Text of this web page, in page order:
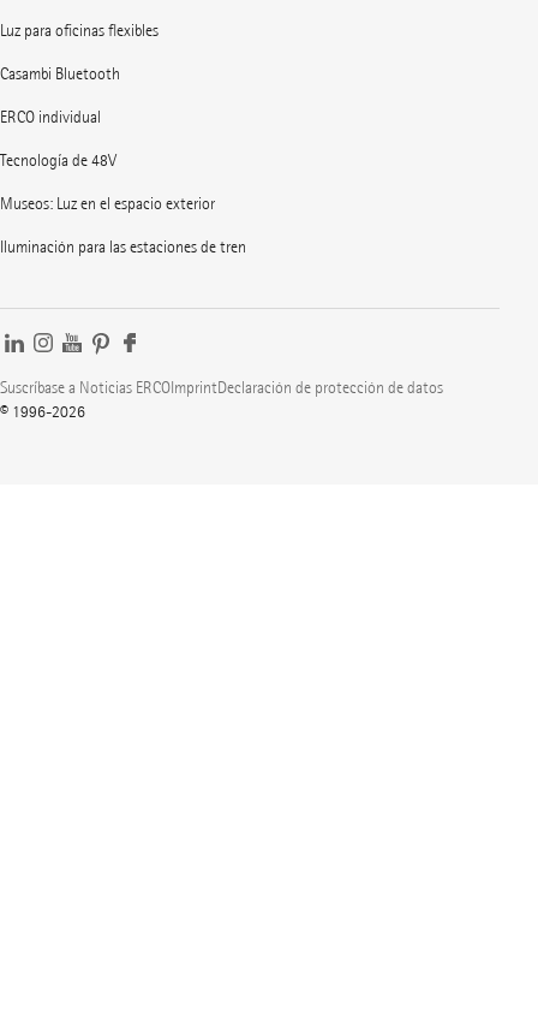
Luz para oficinas flexibles
Casambi Bluetooth
ERCO individual
Tecnología de 48V
Museos: Luz en el espacio exterior
Iluminación para las estaciones de tren
Suscríbase a Noticias ERCOImprintDeclaración de protección de datos
© 1996-2026